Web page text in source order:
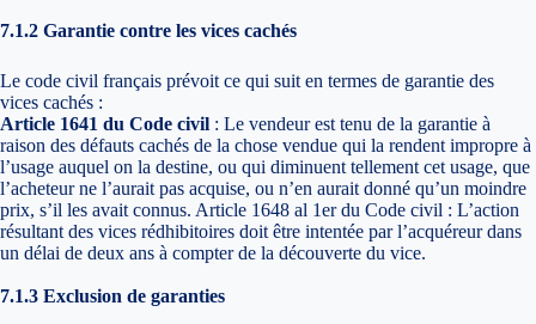
7.1.2 Garantie contre les vices cachés
Le code civil français prévoit ce qui suit en termes de garantie des
vices cachés :
Article 1641 du Code civil : Le vendeur est tenu de la garantie à
raison des défauts cachés de la chose vendue qui la rendent impropre à
l’usage auquel on la destine, ou qui diminuent tellement cet usage, que
l’acheteur ne l’aurait pas acquise, ou n’en aurait donné qu’un moindre
prix, s’il les avait connus. Article 1648 al 1er du Code civil : L’action
résultant des vices rédhibitoires doit être intentée par l’acquéreur dans
un délai de deux ans à compter de la découverte du vice.
7.1.3 Exclusion de garanties